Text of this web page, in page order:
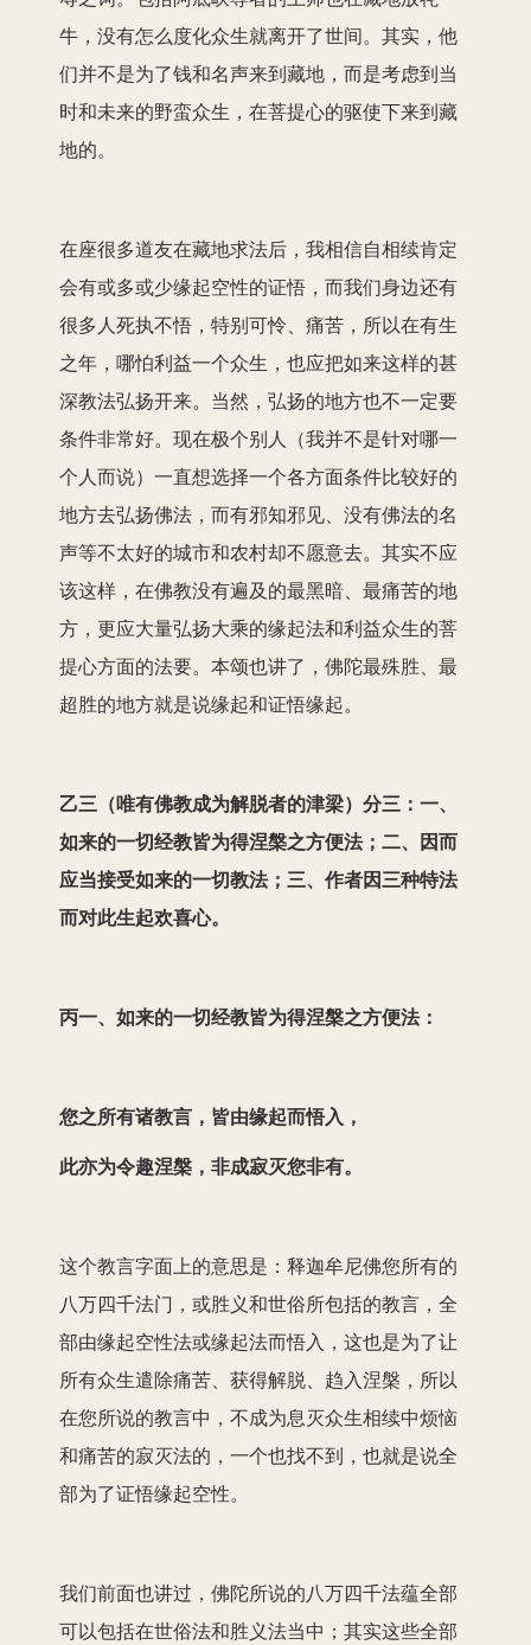
牛，没有怎么度化众生就离开了世间。其实，他
们并不是为了钱和名声来到藏地，而是考虑到当
时和未来的野蛮众生，在菩提心的驱使下来到藏
地的。
在座很多道友在藏地求法后，我相信自相续肯定
会有或多或少缘起空性的证悟，而我们身边还有
很多人死执不悟，特别可怜、痛苦，所以在有生
之年，哪怕利益一个众生，也应把如来这样的甚
深教法弘扬开来。当然，弘扬的地方也不一定要
条件非常好。现在极个别人（我并不是针对哪一
个人而说）一直想选择一个各方面条件比较好的
地方去弘扬佛法，而有邪知邪见、没有佛法的名
声等不太好的城市和农村却不愿意去。其实不应
该这样，在佛教没有遍及的最黑暗、最痛苦的地
方，更应大量弘扬大乘的缘起法和利益众生的菩
提心方面的法要。本颂也讲了，佛陀最殊胜、最
超胜的地方就是说缘起和证悟缘起。
乙三（唯有佛教成为解脱者的津梁）分三：一、
如来的一切经教皆为得涅槃之方便法；二、因而
应当接受如来的一切教法；三、作者因三种特法
而对此生起欢喜心。
丙一、如来的一切经教皆为得涅槃之方便法：
您之所有诸教言，皆由缘起而悟入，
此亦为令趣涅槃，非成寂灭您非有。
这个教言字面上的意思是：释迦牟尼佛您所有的
八万四千法门，或胜义和世俗所包括的教言，全
部由缘起空性法或缘起法而悟入，这也是为了让
所有众生遣除痛苦、获得解脱、趋入涅槃，所以
在您所说的教言中，不成为息灭众生相续中烦恼
和痛苦的寂灭法的，一个也找不到，也就是说全
部为了证悟缘起空性。
我们前面也讲过，佛陀所说的八万四千法蕴全部
可以包括在世俗法和胜义法当中；其实这些全部